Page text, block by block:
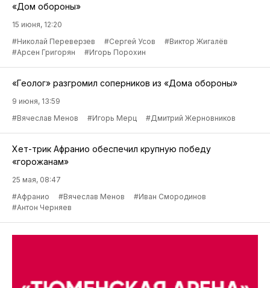
«Дом обороны»
15 июня, 12:20
#Николай Переверзев
#Сергей Усов
#Виктор Жигалёв
#Арсен Григорян
#Игорь Порохин
«Геолог» разгромил соперников из «Дома обороны»
9 июня, 13:59
#Вячеслав Менов
#Игорь Мерц #Дмитрий Жерновников
Хет-трик Афранио обеспечил крупную победу
«горожанам»
25 мая, 08:47
#Афранио
#Вячеслав Менов
#Иван Смородинов
#Антон Черняев